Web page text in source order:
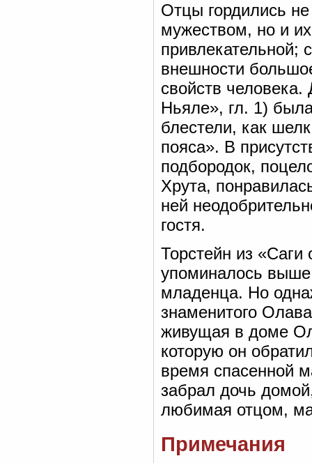
Отцы гордились
мужеством, но и
привлекательной;
внешности
свойств
Ньяле», гл. 1)
блестели, как
пояса». В
подбородок,
Хрута,
ней
гостя.
Торстейн из
упоминалось
младенца. Но
знаменитого
живущая в доме
которую он
время спасенной
забрал дочь
любимая отцом,
Примечания